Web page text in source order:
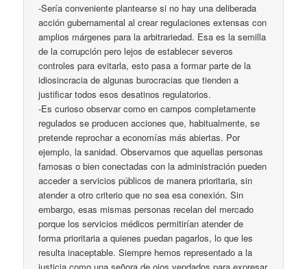
-Sería conveniente plantearse si no hay una deliberada
acción gubernamental al crear regulaciones extensas con
amplios márgenes para la arbitrariedad. Esa es la semilla
de la corrupción pero lejos de establecer severos
controles para evitarla, esto pasa a formar parte de la
idiosincracia de algunas burocracias que tienden a
justificar todos esos desatinos regulatorios.
-Es curioso observar como en campos completamente
regulados se producen acciones que, habitualmente, se
pretende reprochar a economías más abiertas. Por
ejemplo, la sanidad. Observamos que aquellas personas
famosas o bien conectadas con la administración pueden
acceder a servicios públicos de manera prioritaria, sin
atender a otro criterio que no sea esa conexión. Sin
embargo, esas mismas personas recelan del mercado
porque los servicios médicos permitirían atender de
forma prioritaria a quienes puedan pagarlos, lo que les
resulta inaceptable. Siempre hemos representado a la
justicia como una señora de ojos vendados para expresar